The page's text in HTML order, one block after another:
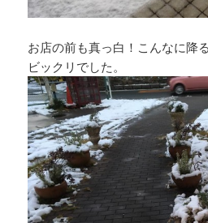
お店の前も真っ白！こんなに降
ビックリでした。